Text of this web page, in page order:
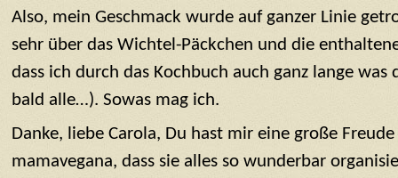
Also, mein Geschmack wurde auf ganzer Linie
sehr über das Wichtel-Päckchen und die
dass ich durch das Kochbuch auch ganz lange was
bald alle…). Sowas mag ich.
Danke, liebe Carola, Du hast mir eine große
mamavegana, dass sie alles so wunderbar